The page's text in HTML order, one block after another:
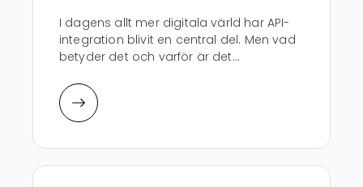
I dagens allt mer digitala värld har API-
integration blivit en central del. Men vad
betyder det och varför är det...